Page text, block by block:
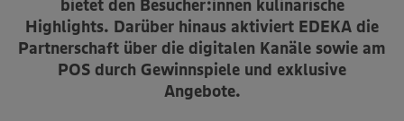
bietet den Besucher:innen kulinarische
Highlights. Darüber hinaus aktiviert EDEKA die
Partnerschaft über die digitalen Kanäle sowie am
POS durch Gewinnspiele und exklusive
Angebote.